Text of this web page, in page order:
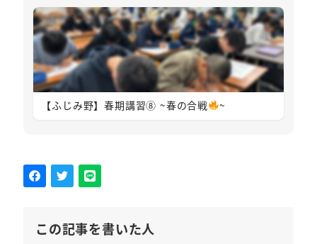
【ふじみ野】春期講習⑧ ~春の合戦 ~
この記事を書いた人